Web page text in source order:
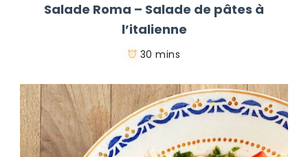
Salade Roma – Salade de pâtes à
l’italienne
30 mins